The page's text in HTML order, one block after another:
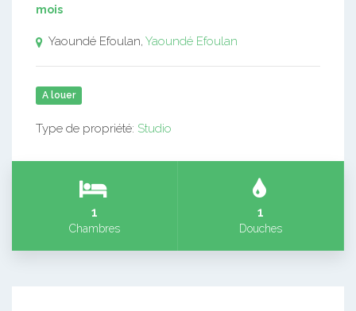
mois
Yaoundé Efoulan, Yaoundé Efoulan
A louer
Type de propriété: Studio
1
Chambres
1
Douches